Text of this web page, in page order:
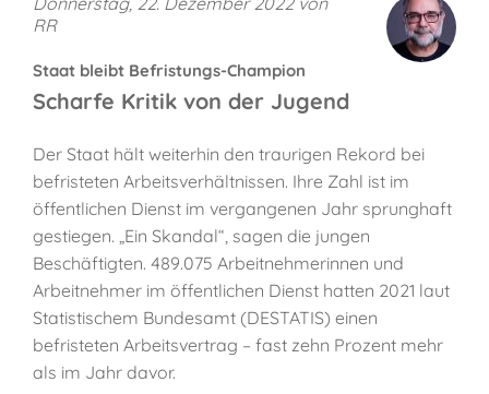
RR
Staat bleibt Befristungs-Champion
Scharfe Kritik von der Jugend
Der Staat hält weiterhin den traurigen Rekord bei
befristeten Arbeitsverhältnissen. Ihre Zahl ist im
öffentlichen Dienst im vergangenen Jahr sprunghaft
gestiegen. „Ein Skandal“, sagen die jungen
Beschäftigten. 489.075 Arbeitnehmerinnen und
Arbeitnehmer im öffentlichen Dienst hatten 2021 laut
Statistischem Bundesamt (DESTATIS) einen
befristeten Arbeitsvertrag – fast zehn Prozent mehr
als im Jahr davor.